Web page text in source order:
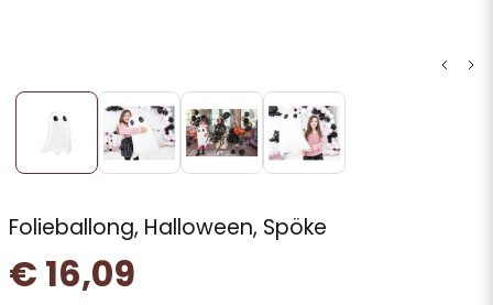
Folieballong, Halloween, Spöke
€ 16,09